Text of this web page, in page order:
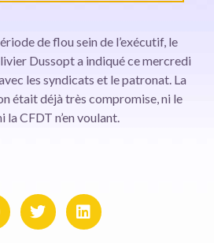
de flou sein de l’exécutif, le
Dussopt a indiqué ce mercredi
les syndicats et le patronat. La
était déjà très compromise, ni le
la CFDT n’en voulant.